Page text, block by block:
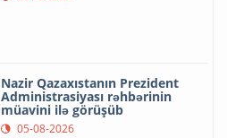
Nazir Qazaxıstanın Prezident
Administrasiyası rəhbərinin
müavini ilə görüşüb
05-08-2026